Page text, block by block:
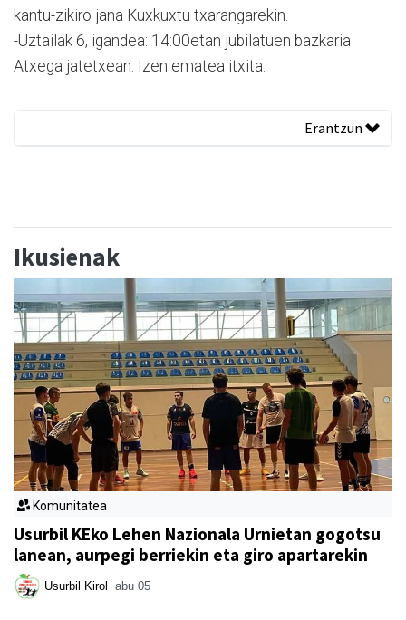
kantu-zikiro jana Kuxkuxtu txarangarekin.
-Uztailak 6, igandea: 14:00etan jubilatuen bazkaria
Atxega jatetxean. Izen ematea itxita.
Erantzun
Ikusienak
Komunitatea
Usurbil KEko Lehen Nazionala Urnietan gogotsu
lanean, aurpegi berriekin eta giro apartarekin
Usurbil Kirol abu 05